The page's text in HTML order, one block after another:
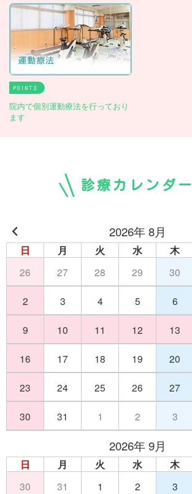
POINT
院内で個別運動療法を行っており
ます
診療カレンダー
2026年 8月
日 月 火 水 木
26 27 28 29 30
2 3 4 5 6
9 10 11 12 13
16 17 18 19 20
23 24 25 26 27
30 31 1 2 3
2026年 9月
日 月 火 水 木
30 31 1 2 3